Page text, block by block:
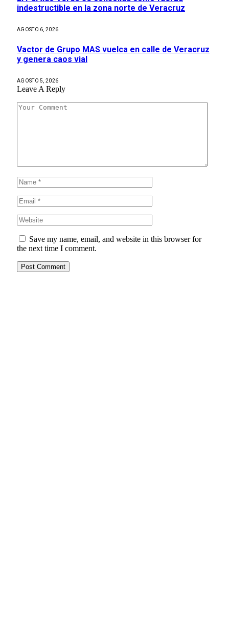
indestructible en la zona norte de Veracruz
AGOSTO 6, 2026
Vactor de Grupo MAS vuelca en calle de Veracruz
y genera caos vial
AGOSTO 5, 2026
Leave A Reply
Save my name, email, and website in this browser for
the next time I comment.